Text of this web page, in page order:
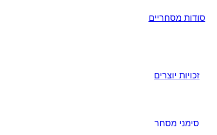
סודות מסחריים
זכויות יוצרים
סימני מסחר